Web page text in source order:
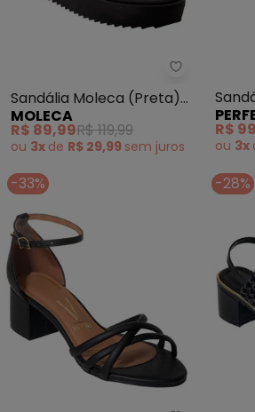
Moleca -
Sandália Moleca (Preta)
em Sintético
MOLECA
R$ 89,99R$ 119,99
ou 3x de R$ 29,99 sem juros
R$
ou 3x
-33% -28%